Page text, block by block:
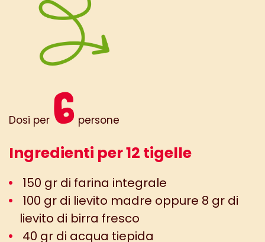
Dosi per 6 persone
Ingredienti per 12 tigelle
150 gr di farina integrale
100 gr di lievito madre oppure 8 gr di
lievito di birra fresco
40 gr di acqua tiepida